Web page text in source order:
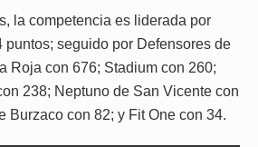
la competencia es liderada por
puntos; seguido por Defensores de
Roja con 676; Stadium con 260;
238; Neptuno de San Vicente con
Burzaco con 82; y Fit One con 34.